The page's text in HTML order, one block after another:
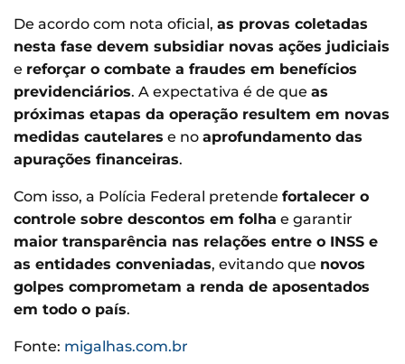
De acordo com nota oficial, as provas coletadas
nesta fase devem subsidiar novas ações judiciais
e reforçar o combate a fraudes em benefícios
previdenciários. A expectativa é de que as
próximas etapas da operação resultem em novas
medidas cautelares e no aprofundamento das
apurações financeiras.
Com isso, a Polícia Federal pretende fortalecer o
controle sobre descontos em folha e garantir
maior transparência nas relações entre o INSS e
as entidades conveniadas, evitando que novos
golpes comprometam a renda de aposentados
em todo o país.
Fonte: migalhas.com.br